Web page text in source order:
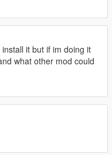
it but if im doing it
what other mod could